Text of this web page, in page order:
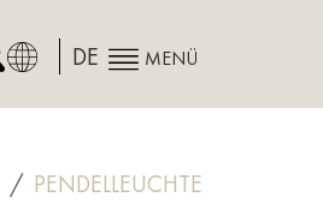
DE MENÜ
PENDELLEUCHTE